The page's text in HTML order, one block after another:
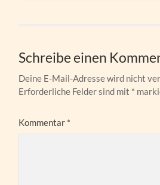
Schreibe einen
Deine E-Mail-Adresse wird nicht
Erforderliche Felder sind mit *
Kommentar *